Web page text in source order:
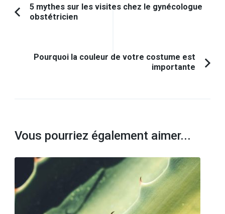
Navigation
d'article
Article
5 mythes sur les visites chez le gynécologue
obstétricien
Pourquoi la couleur de votre costume est
importante
Vous pourriez également aimer...